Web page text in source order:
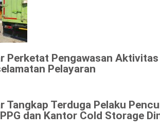
Perketat Pengawasan
Pelayaran
Tangkap Terduga Pelaku
dan Kantor Cold Storage